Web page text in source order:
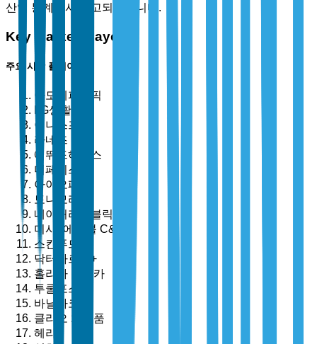
산업 통계에서 보고되었습니다.
Key Market Players
주요 시장 플레이어
아모레퍼시픽
LG생활건강
이니스프리
라네즈
에뛰드하우스
더페이스샵
아이오페
토니모리
네이처리퍼블릭
미샤 (에이블 C&C)
스킨푸드
닥터자르트+
홀리카 홀리카
투쿨포스쿨
바닐라코
클리오 화장품
헤라